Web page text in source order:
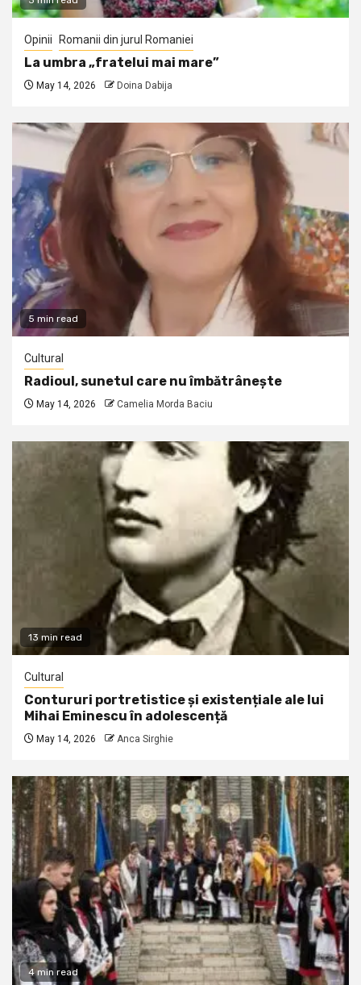
Opinii Romanii din jurul Romaniei
La umbra „fratelui mai mare”
May 14, 2026 Doina Dabija
5 min read
Cultural
Radioul, sunetul care nu îmbătrânește
May 14, 2026 Camelia Morda Baciu
13 min read
Cultural
Contururi portretistice și existențiale ale lui
Mihai Eminescu în adolescență
May 14, 2026 Anca Sirghie
4 min read